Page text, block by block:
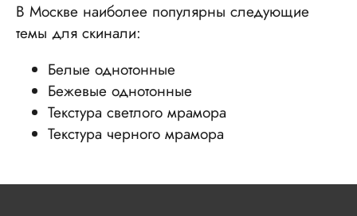
В Москве наиболее популярны следующие
темы для скинали:
Белые однотонные
Бежевые однотонные
Текстура светлого мрамора
Текстура черного мрамора